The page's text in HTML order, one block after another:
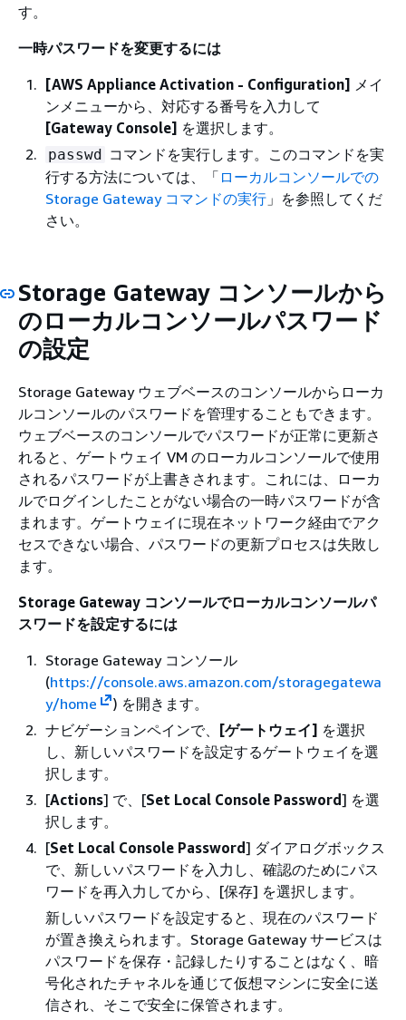
す。
一時パスワードを変更するには
[AWS Appliance Activation - Configuration] メイ
ンメニューから、対応する番号を入力して
[Gateway Console] を選択します。
passwd コマンドを実行します。このコマンドを実
行する方法については、「 ローカルコンソールでの
Storage Gateway コマンドの実行 」を参照してくだ
さい。
Storage Gateway コンソールから
のローカルコンソールパスワード
の設定
Storage Gateway ウェブベースのコンソールからローカ
ルコンソールのパスワードを管理することもできます。
ウェブベースのコンソールでパスワードが正常に更新さ
れると、ゲートウェイ VM のローカルコンソールで使用
されるパスワードが上書きされます。これには、ローカ
ルでログインしたことがない場合の一時パスワードが含
まれます。ゲートウェイに現在ネットワーク経由でアク
セスできない場合、パスワードの更新プロセスは失敗し
ます。
Storage Gateway コンソールでローカルコンソールパ
スワードを設定するには
Storage Gateway コンソール
(https://console.aws.amazon.com/storagegatewa
y/home
) を開きます。
ナビゲーションペインで、 [ゲートウェイ] を選択
し、新しいパスワードを設定するゲートウェイを選
択します。
[Actions] で、[Set Local Console Password] を選
択します。
[Set Local Console Password] ダイアログボックス
で、新しいパスワードを入力し、確認のためにパス
ワードを再入力してから、[保存] を選択します。
新しいパスワードを設定すると、現在のパスワード
が置き換えられます。Storage Gateway サービスは
パスワードを保存・記録したりすることはなく、暗
号化されたチャネルを通じて仮想マシンに安全に送
信され、そこで安全に保管されます。